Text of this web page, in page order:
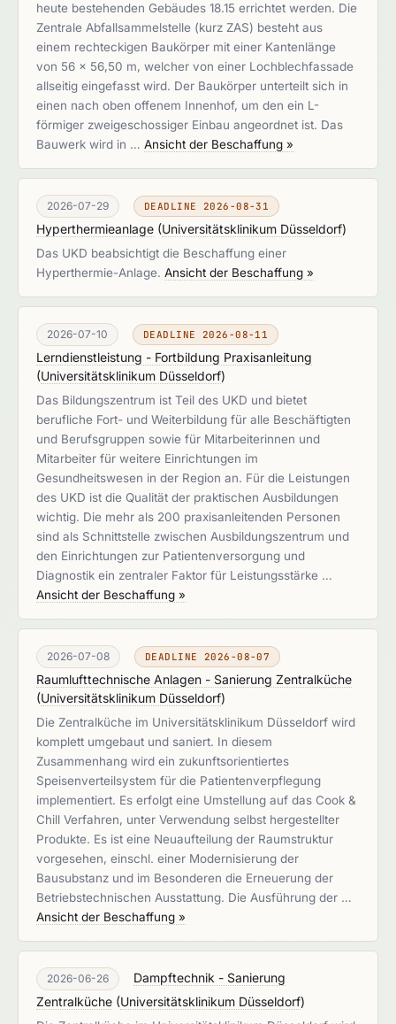
heute bestehenden Gebäudes 18.15 errichtet werden. Die
Zentrale Abfallsammelstelle (kurz ZAS) besteht aus
einem rechteckigen Baukörper mit einer Kantenlänge
von 56 x 56,50 m, welcher von einer Lochblechfassade
allseitig eingefasst wird. Der Baukörper unterteilt sich in
einen nach oben offenem Innenhof, um den ein L-
förmiger zweigeschossiger Einbau angeordnet ist. Das
Bauwerk wird in … Ansicht der Beschaffung »
2026-07-29 DEADLINE 2026-08-31
Hyperthermieanlage (Universitätsklinikum Düsseldorf)
Das UKD beabsichtigt die Beschaffung einer
Hyperthermie-Anlage. Ansicht der Beschaffung »
2026-07-10 DEADLINE 2026-08-11
Lerndienstleistung - Fortbildung Praxisanleitung
(Universitätsklinikum Düsseldorf)
Das Bildungszentrum ist Teil des UKD und bietet
berufliche Fort- und Weiterbildung für alle Beschäftigten
und Berufsgruppen sowie für Mitarbeiterinnen und
Mitarbeiter für weitere Einrichtungen im
Gesundheitswesen in der Region an. Für die Leistungen
des UKD ist die Qualität der praktischen Ausbildungen
wichtig. Die mehr als 200 praxisanleitenden Personen
sind als Schnittstelle zwischen Ausbildungszentrum und
den Einrichtungen zur Patientenversorgung und
Diagnostik ein zentraler Faktor für Leistungsstärke …
Ansicht der Beschaffung »
2026-07-08 DEADLINE 2026-08-07
Raumlufttechnische Anlagen - Sanierung Zentralküche
(Universitätsklinikum Düsseldorf)
Die Zentralküche im Universitätsklinikum Düsseldorf wird
komplett umgebaut und saniert. In diesem
Zusammenhang wird ein zukunftsorientiertes
Speisenverteilsystem für die Patientenverpflegung
implementiert. Es erfolgt eine Umstellung auf das Cook &
Chill Verfahren, unter Verwendung selbst hergestellter
Produkte. Es ist eine Neuaufteilung der Raumstruktur
vorgesehen, einschl. einer Modernisierung der
Bausubstanz und im Besonderen die Erneuerung der
Betriebstechnischen Ausstattung. Die Ausführung der …
Ansicht der Beschaffung »
2026-06-26
Dampftechnik - Sanierung
Zentralküche (Universitätsklinikum Düsseldorf)